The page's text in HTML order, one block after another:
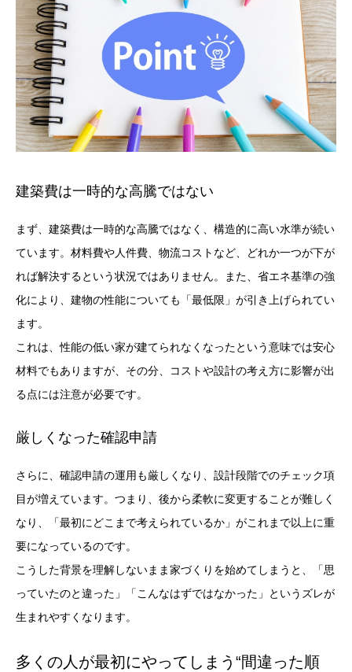
建築費は一時的な高騰ではない
まず、建築費は一時的な高騰ではなく、構造的に高い水準が続い
ています。材料費や人件費、物流コストなど、どれか一つが下が
れば解決するという状況ではありません。また、省エネ基準の強
化により、建物の性能についても「最低限」が引き上げられてい
ます。
これは、性能の低い家が建てられなくなったという意味では安心
材料でもありますが、その分、コストや設計の考え方に影響が出
る点には注意が必要です。
厳しくなった確認申請
さらに、確認申請の運用も厳しくなり、設計段階でのチェック項
目が増えています。つまり、後から柔軟に変更することが難しく
なり、「最初にどこまで考えられているか」がこれまで以上に重
要になっているのです。
こうした背景を理解しないまま家づくりを始めてしまうと、「思
っていたのと違った」「こんなはずではなかった」というズレが
生まれやすくなります。
多くの人が最初にやってしまう“間違った順